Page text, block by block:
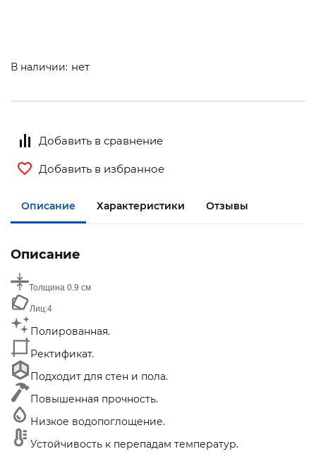
В наличии: нет
Добавить в сравнение
Добавить в избранное
Описание Характеристики Отзывы
Описание
Толщина 0.9 см
Лиц:4
Полированная.
Ректификат.
Подходит для стен и пола.
Повышенная прочность.
Низкое водопоглощение.
Устойчивость к перепадам температур.